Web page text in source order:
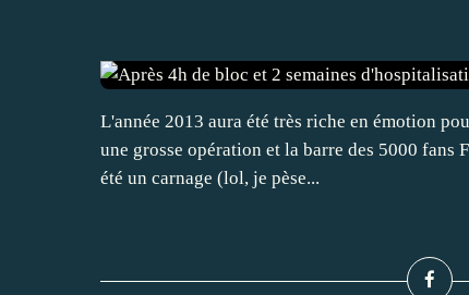
L'année 2013 aura été très riche en émotion
une grosse opération et la barre des 5000
été un carnage (lol, je pèse...